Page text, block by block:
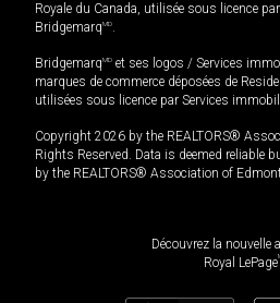
Royale du Canada, utilisée sous licence
BridgemarqMD.
BridgemarqMD et ses logos / Services
marques de commerce déposées de
utilisées sous licence par Services
Copyright 2026 by the REALTORS®
Rights Reserved. Data is deemed reliable
by the REALTORS® Association of
Découvrez la nouvelle
Royal LePage